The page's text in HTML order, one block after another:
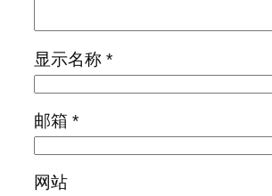
显示名称 *
邮箱 *
网站